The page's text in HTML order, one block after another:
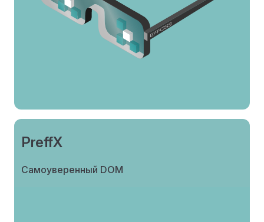
PreffX
Самоуверенный DOM